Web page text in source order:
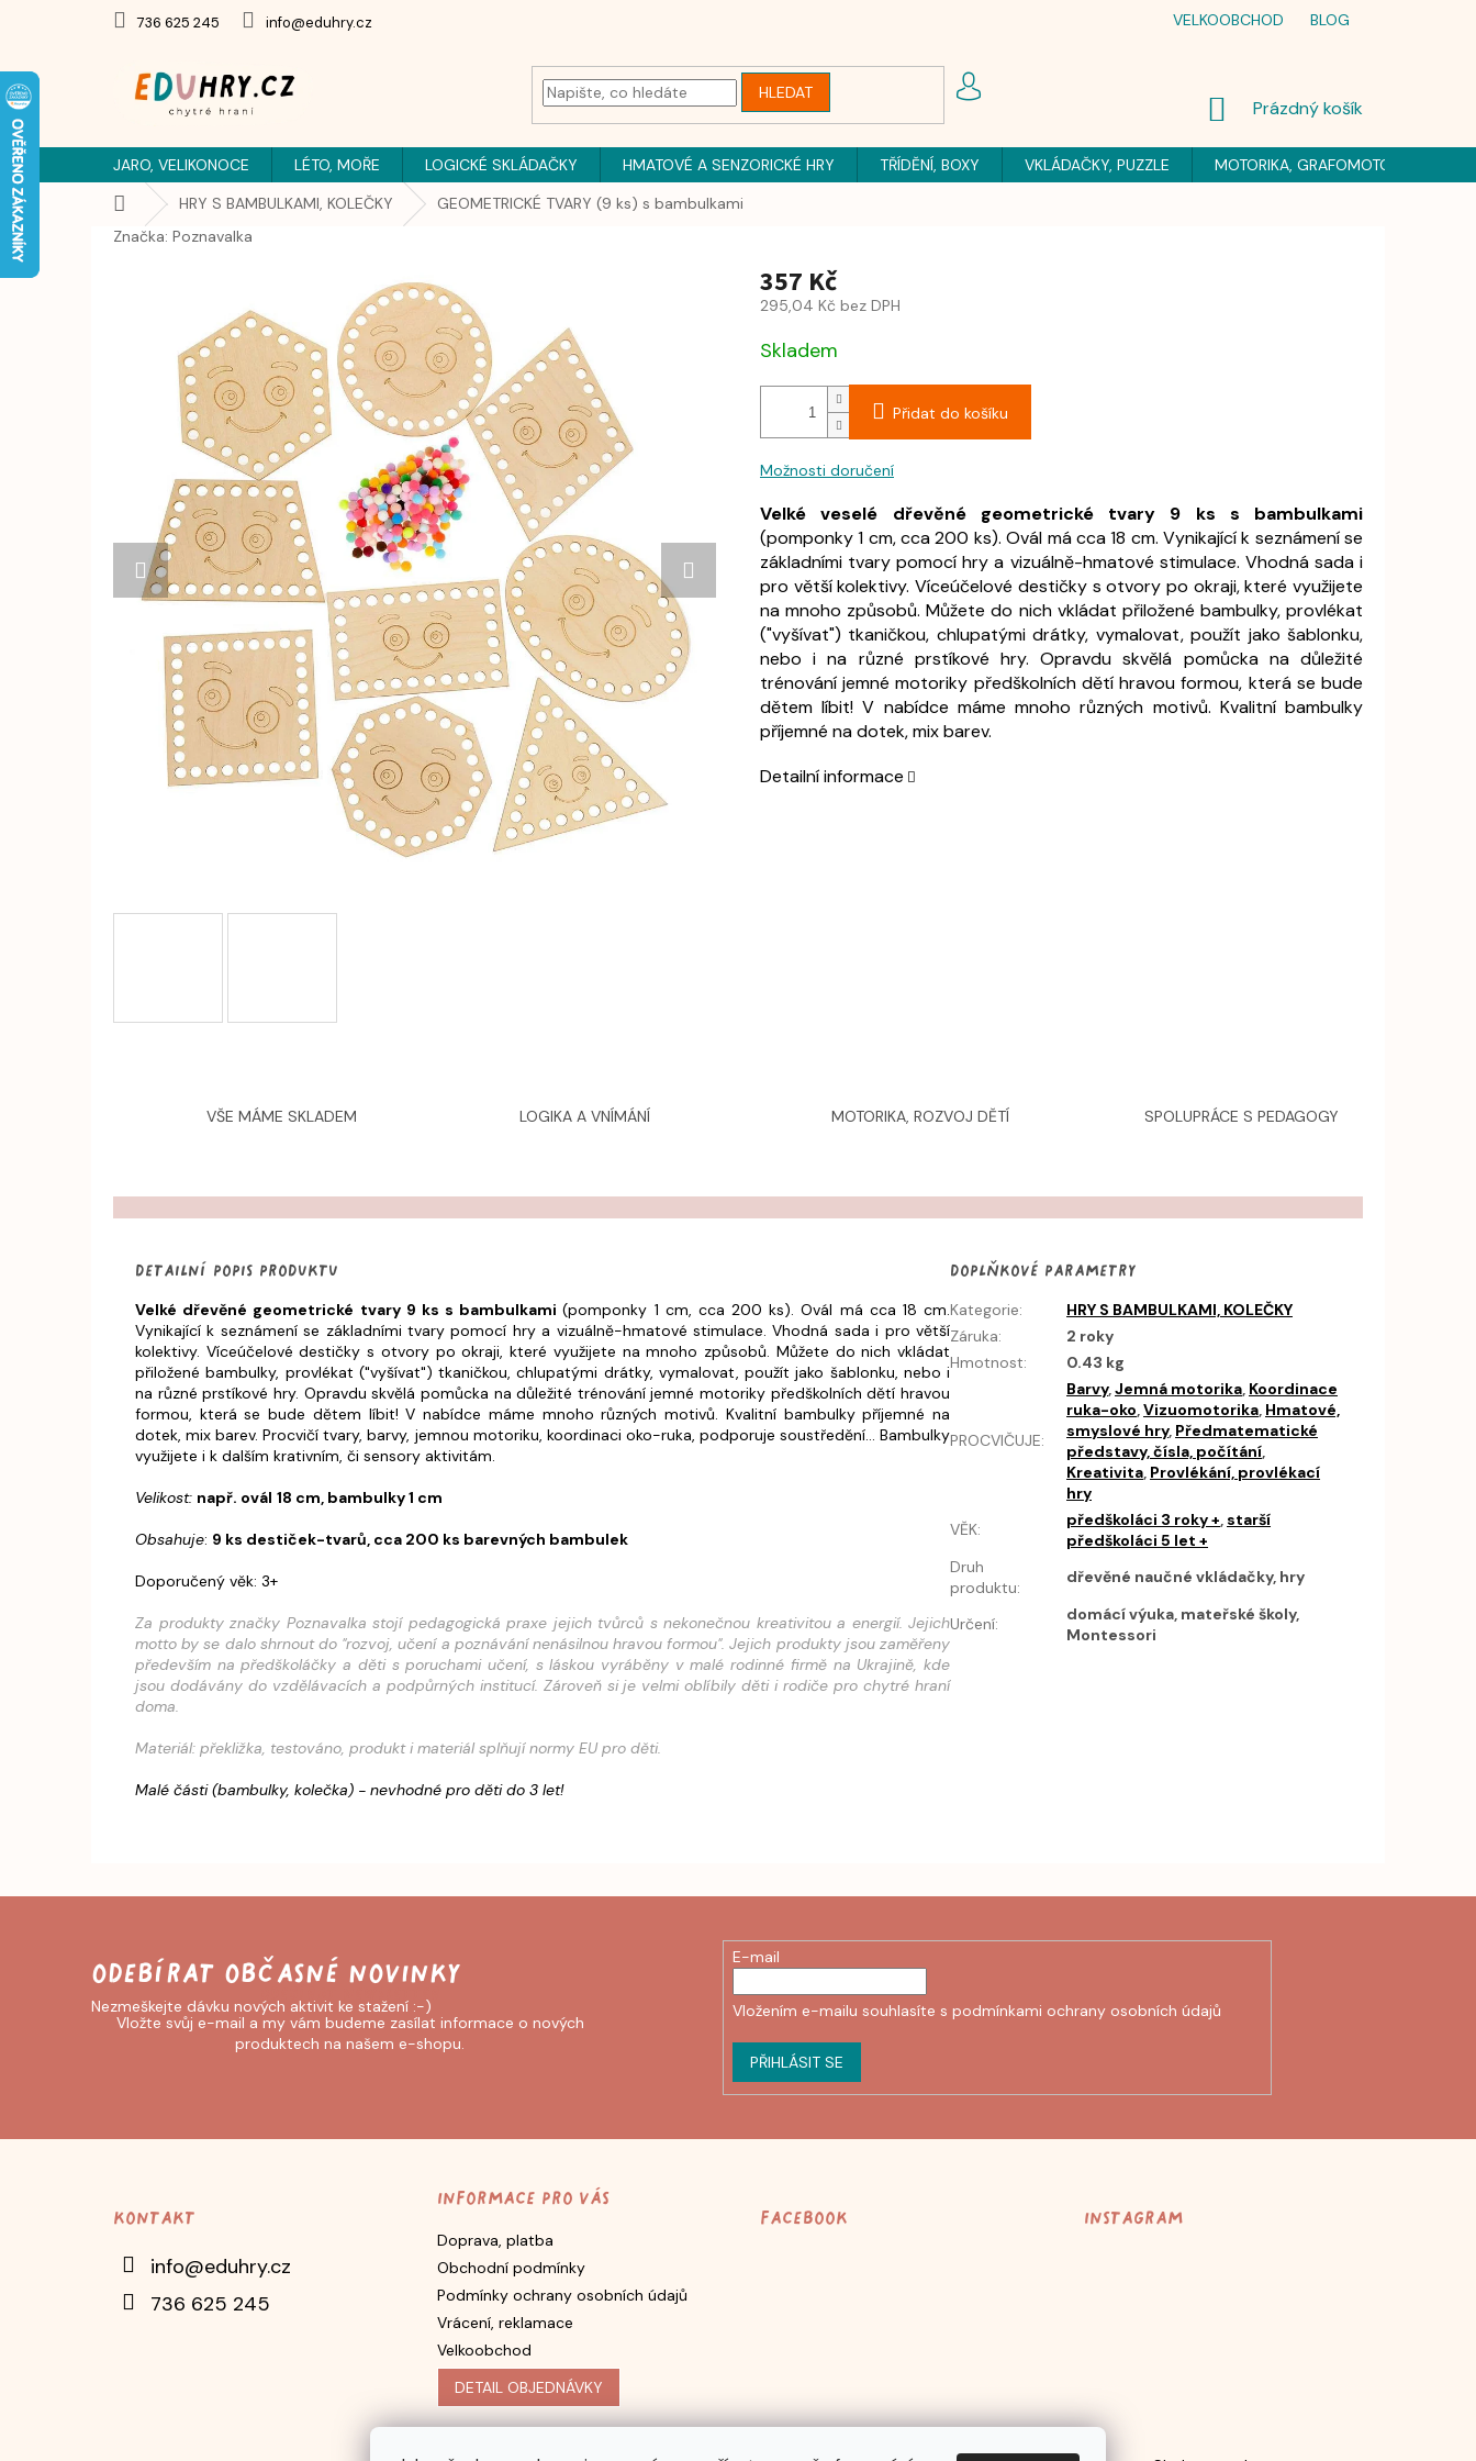
736 625 245 info@eduhry.cz VELKOOBCHOD BLOG
HLEDAT
NÁKUPNÍ
Prázdný košík
JARO, VELIKONOCE LÉTO, MOŘE LOGICKÉ SKLÁDAČKY HMATOVÉ A SENZORICKÉ HRY TŘÍDĚNÍ, BOXY VKLÁDAČKY, PUZZLE MOTORIKA, GRAFOMOTORIKA
Domů HRY S BAMBULKAMI, KOLEČKY
GEOMETRICKÉ TVARY (9 ks) s bambulkami
Značka: Poznavalka
357 Kč
295,04 Kč bez DPH
Skladem
Přidat do košíku
Možnosti doručení
Velké veselé dřevěné geometrické tvary 9 ks s bambulkami
(pomponky 1 cm, cca 200 ks). Ovál má cca 18 cm. Vynikající k seznámení se
základními tvary pomocí hry a vizuálně-hmatové stimulace. Vhodná sada i
pro větší kolektivy. Víceúčelové destičky s otvory po okraji, které využijete
na mnoho způsobů. Můžete do nich vkládat přiložené bambulky, provlékat
("vyšívat") tkaničkou, chlupatými drátky, vymalovat, použít jako šablonku,
nebo i na různé prstíkové hry. Opravdu skvělá pomůcka na důležité
trénování jemné motoriky předškolních dětí hravou formou, která se bude
dětem líbit! V nabídce máme mnoho různých motivů. Kvalitní bambulky
příjemné na dotek, mix barev.
Detailní informace
VŠE MÁME SKLADEM LOGIKA A VNÍMÁNÍ MOTORIKA, ROZVOJ DĚTÍ SPOLUPRÁCE S PEDAGOGY
Detailní popis produktu
Velké dřevěné geometrické tvary 9 ks s bambulkami(pomponky 1 cm, cca 200 ks). Ovál má cca 18 cm.
Vynikající k seznámení se základními tvary pomocí hry a vizuálně-hmatové stimulace. Vhodná sada i pro větší
kolektivy. Víceúčelové destičky s otvory po okraji, které využijete na mnoho způsobů. Můžete do nich vkládat
přiložené bambulky, provlékat ("vyšívat") tkaničkou, chlupatými drátky, vymalovat, použít jako šablonku, nebo i
na různé prstíkové hry. Opravdu skvělá pomůcka na důležité trénování jemné motoriky předškolních dětí hravou
formou, která se bude dětem líbit! V nabídce máme mnoho různých motivů. Kvalitní bambulky příjemné na
dotek, mix barev. Procvičí tvary, barvy, jemnou motoriku, koordinaci oko-ruka, podporuje soustředění... Bambulky
využijete i k dalším krativním, či sensory aktivitám.
Velikost: např. ovál 18 cm, bambulky 1 cm
Obsahuje: 9 ks destiček-tvarů, cca 200 ks barevných bambulek
Doporučený věk: 3+
Za produkty značky Poznavalka stojí pedagogická praxe jejich tvůrců s nekonečnou kreativitou a energií. Jejich
motto by se dalo shrnout do "rozvoj, učení a poznávání nenásilnou hravou formou". Jejich produkty jsou zaměřeny
především na předškoláčky a děti s poruchami učení, s láskou vyráběny v malé rodinné firmě na Ukrajině, kde
jsou dodávány do vzdělávacích a podpůrných institucí. Zároveň si je velmi oblíbily děti i rodiče pro chytré hraní
doma.
Materiál: překližka, testováno, produkt i materiál splňují normy EU pro děti.
Malé části (bambulky, kolečka) - nevhodné pro děti do 3 let!
Doplňkové parametry
Kategorie:
HRY S BAMBULKAMI, KOLEČKY
Záruka:
2 roky
Hmotnost: 0.43 kg
PROCVIČUJE:
Barvy,Jemná motorika, Koordinace
ruka-oko,Vizuomotorika, Hmatové,
smyslové hry, Předmatematické
představy, čísla, počítání,
Kreativita, Provlékání, provlékací
hry
VĚK: předškoláci 3 roky +, starší
předškoláci 5 let +
Druh
produktu:
dřevěné naučné vkládačky, hry
Určení:
domácí výuka, mateřské školy,
Montessori
Vložte svůj e-mail a my vám budeme zasílat informace o nových
produktech na našem e-shopu.
E-mail
Vložením e-mailu souhlasíte spodmínkami ochrany osobních údajů
PŘIHLÁSIT SE
Kontakt
info@eduhry.cz
736 625 245
Informace pro vás
Doprava, platba
Obchodní podmínky
Podmínky ochrany osobních údajů
Vrácení, reklamace
Velkoobchod
DETAIL OBJEDNÁVKY
Facebook Instagram